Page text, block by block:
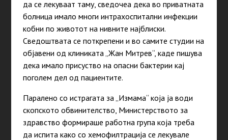
да се лекуваат таму, сведочеа дека во приватната
болница имало многи интрахоспитални инфекции
кобни по животот на нивните најблиски.
Сведоштвата се поткрепени и во самите студии на
објавени од клиниката „Жан Митрев“, каде пишува
дека имало присуство на опасни бактерии кај
поголем дел од пациентите.
Паралено со истрагата за „Измама“ која ја води
скопското обвинителство, Министерството за
здравство формираше работна група која треба
да испита како со хемофилтрација се лекувале